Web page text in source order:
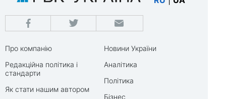
Про компанію
Редакційна політика і
стандарти
Як стати нашим автором
Новини України
Аналітика
Політика
Бізнес